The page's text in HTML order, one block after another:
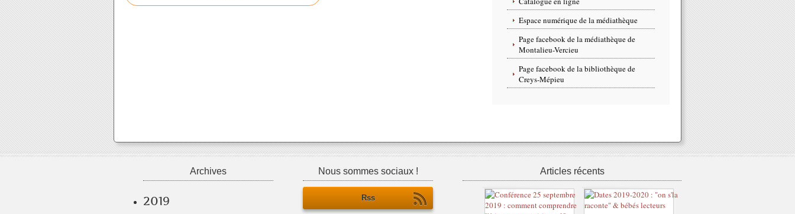
Espace numérique de la médiathèque
Page facebook de la médiathèque de
Montalieu-Vercieu
Page facebook de la bibliothèque de
Creys-Mépieu
Archives
2019
Nous sommes sociaux !
Rss
Articles récents